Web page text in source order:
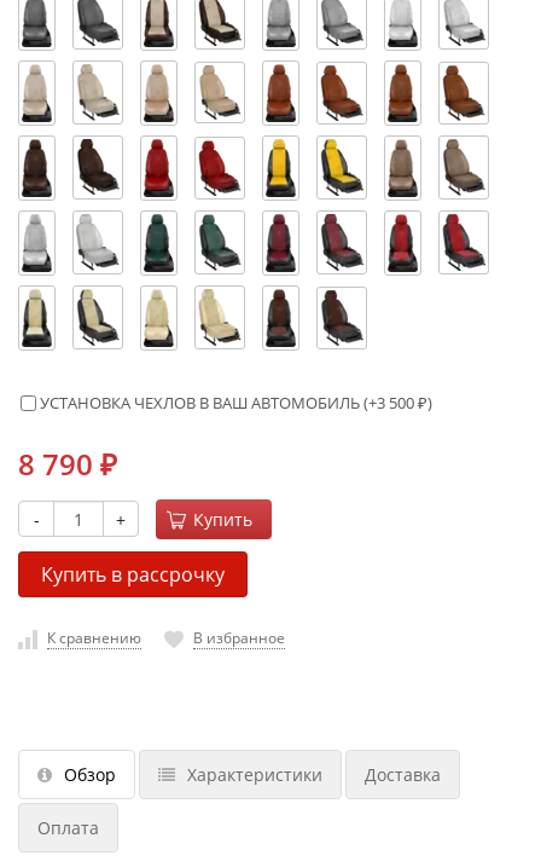
УСТАНОВКА ЧЕХЛОВ В ВАШ АВТОМОБИЛЬ (+3 500₽)
8 790 ₽
- + Купить
Купить в рассрочку
К сравнению В избранное
Обзор Характеристики Доставка
Оплата